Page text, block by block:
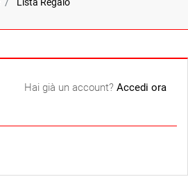
Hai già un account? Accedi ora